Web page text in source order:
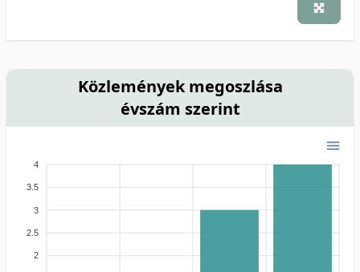
Közlemények megoszlása
évszám szerint
4
3.5
3
2.5
2